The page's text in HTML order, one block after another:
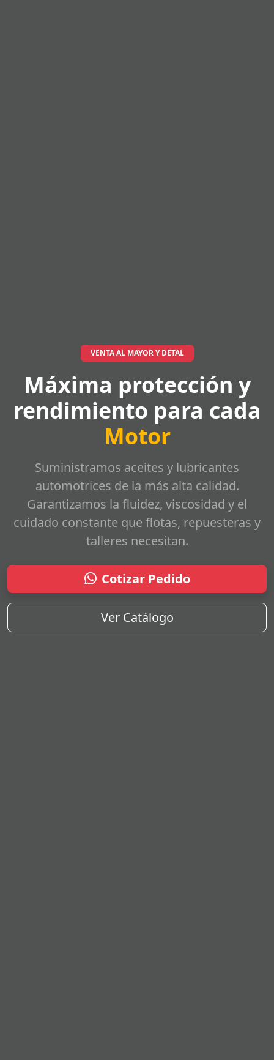
VENTA AL MAYOR Y DETAL
Máxima protección y
rendimiento para cada
Motor
Suministramos aceites y lubricantes
automotrices de la más alta calidad.
Garantizamos la fluidez, viscosidad y el
cuidado constante que flotas, repuesteras y
talleres necesitan.
Cotizar Pedido
Ver Catálogo